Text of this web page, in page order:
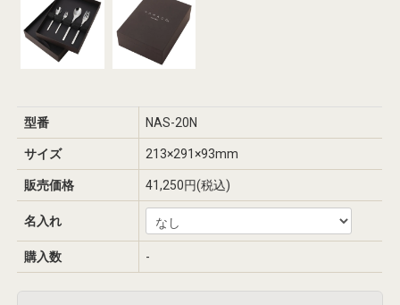
型番 NAS-20N
サイズ 213×291×93mm
販売価格 41,250円(税込)
名入れ
購入数 -